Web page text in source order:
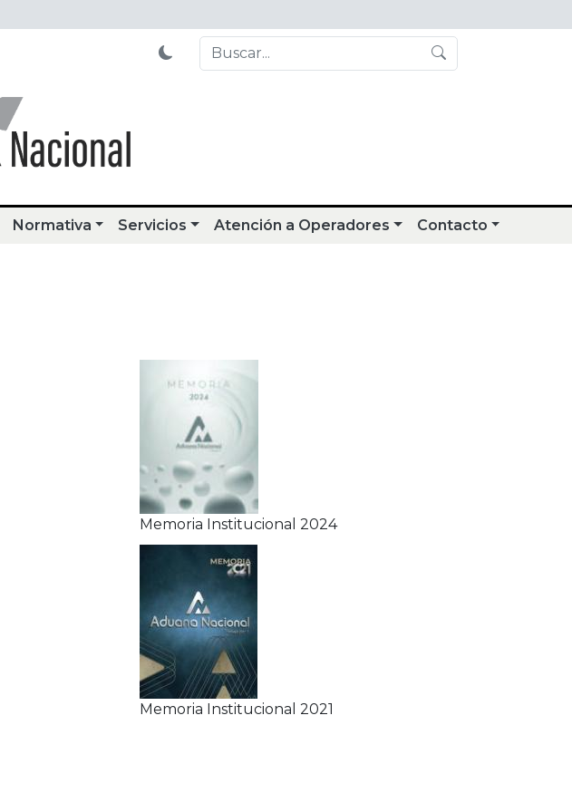
Normativa Servicios Atención a Operadores Contacto
Memoria Institucional 2024
Memoria Institucional 2021